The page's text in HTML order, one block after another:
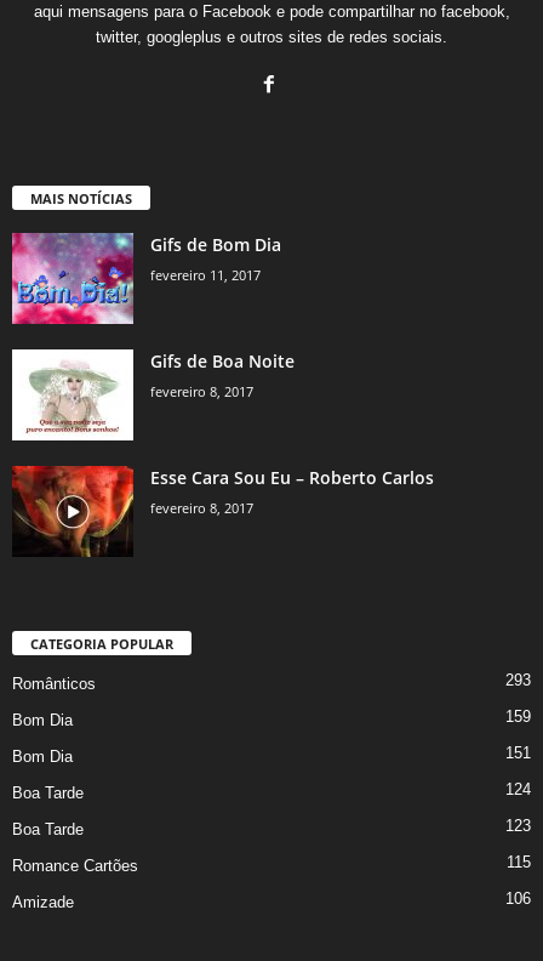
aqui mensagens para o Facebook e pode compartilhar no facebook,
twitter, googleplus e outros sites de redes sociais.
MAIS NOTÍCIAS
Gifs de Bom Dia
fevereiro 11, 2017
Gifs de Boa Noite
fevereiro 8, 2017
Esse Cara Sou Eu – Roberto Carlos
fevereiro 8, 2017
CATEGORIA POPULAR
Românticos 293
Bom Dia 159
Bom Dia 151
Boa Tarde 124
Boa Tarde 123
Romance Cartões 115
Amizade 106